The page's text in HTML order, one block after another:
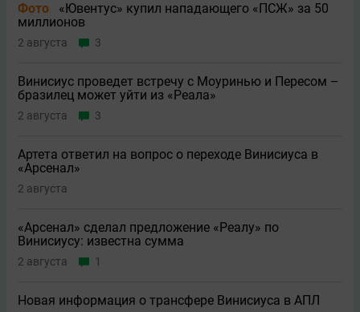
Фото
«Ювентус» купил нападающего «ПСЖ» за 50
миллионов
2 августа 3
Винисиус проведет встречу с Моуринью и Пересом –
бразилец может уйти из «Реала»
2 августа 3
Артета ответил на вопрос о переходе Винисиуса в
«Арсенал»
2 августа
«Арсенал» сделал предложение «Реалу» по
Винисиусу: известна сумма
2 августа 1
Новая информация о трансфере Винисиуса в АПЛ